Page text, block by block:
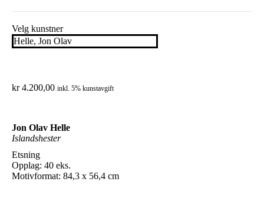
Velg kunstner
kr4.200,00 inkl. 5% kunstavgift
Jon Olav Helle
Islandshester
Etsning
Opplag: 40 eks.
Motivformat: 84,3 x 56,4 cm